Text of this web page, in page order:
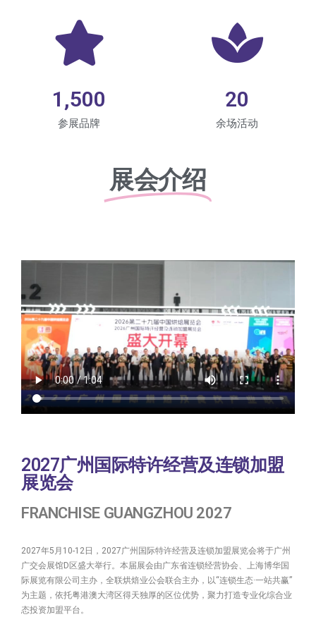
参展品牌
1,500
余场活动
20
展会介绍
2027广州国际特许经营及连锁加盟
展览会
FRANCHISE GUANGZHOU 2027
2027年5月10-12日，2027广州国际特许经营及连锁加盟展览会将于广州
广交会展馆D区盛大举行。本届展会由广东省连锁经营协会、上海博华国
际展览有限公司主办，全联烘焙业公会联合主办，以“连锁生态·一站共赢”
为主题，依托粤港澳大湾区得天独厚的区位优势，聚力打造专业化综合业
态投资加盟平台。